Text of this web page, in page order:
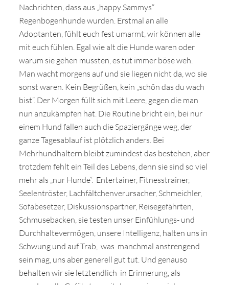
Krankenversicherung für Hunde
Allgemeiner Tierschutz und Recht
Interessante Links
Nachrichten, dass aus „happy Sammys“
Regenbogenhunde wurden. Erstmal an alle
Adoptanten, fühlt euch fest umarmt, wir können alle
mit euch fühlen. Egal wie alt die Hunde waren oder
warum sie gehen mussten, es tut immer böse weh.
Man wacht morgens auf und sie liegen nicht da, wo sie
sonst waren. Kein Begrüßen, kein „schön das du wach
bist“. Der Morgen füllt sich mit Leere, gegen die man
nun anzukämpfen hat. Die Routine bricht ein, bei nur
einem Hund fallen auch die Spaziergänge weg, der
ganze Tagesablauf ist plötzlich anders. Bei
Mehrhundhaltern bleibt zumindest das bestehen, aber
trotzdem fehlt ein Teil des Lebens, denn sie sind so viel
mehr als „nur Hunde“. Entertainer, Fitnesstrainer,
Seelentröster, Lachfältchenverursacher, Schmeichler,
Sofabesetzer, Diskussionspartner, Reisegefährten,
Schmusebacken, sie testen unser Einfühlungs- und
Durchhaltevermögen, unsere Intelligenz, halten uns in
Schwung und auf Trab, was manchmal anstrengend
sein mag, uns aber generell gut tut. Und genauso
behalten wir sie letztendlich in Erinnerung, als